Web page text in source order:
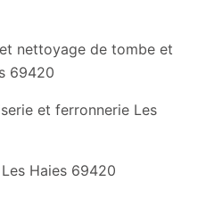
nettoyage de tombe et
69420
et ferronnerie Les
Haies 69420